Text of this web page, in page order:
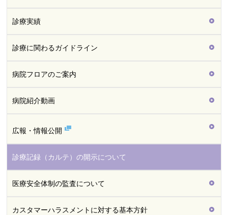
診療実績
診療に関わるガイドライン
病院フロアのご案内
病院紹介動画
広報・情報公開
診療記録（カルテ）の開示について
医療安全体制の監査について
カスタマーハラスメントに対する基本方針